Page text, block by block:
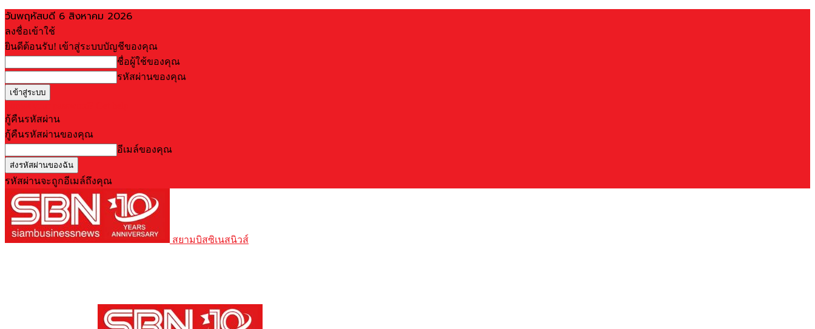
วันพฤหัสบดี 6 สิงหาคม 2026
ลงชื่อเข้าใช้
ยินดีต้อนรับ! เข้าสู่ระบบบัญชีของคุณ
ชื่อผู้ใช้ของคุณ
รหัสผ่านของคุณ
กู้คืนรหัสผ่าน
กู้คืนรหัสผ่านของคุณ
อีเมล์ของคุณ
รหัสผ่านจะถูกอีเมล์ถึงคุณ
สยามบิสซิเนสนิวส์